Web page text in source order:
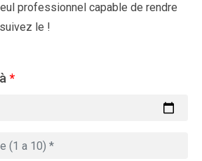
professionnel capable de rendre
le !
*